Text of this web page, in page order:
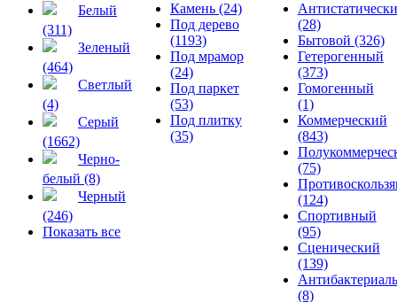
Белый
(311)
Зеленый
(464)
Светлый
(4)
Серый
(1662)
Черно-
белый (8)
Черный
(246)
Показать все
Камень (24)
Под дерево
(1193)
Под мрамор
(24)
Под паркет
(53)
Под плитку
(35)
(28)
Бытовой (326)
Гетерогенный
(373)
Гомогенный
(1)
Коммерческий
(843)
(75)
(124)
Спортивный
(95)
Сценический
(139)
(8)